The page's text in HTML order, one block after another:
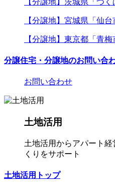
【分譲地】茨城県「つく
【分譲地】宮城県「仙台
【分譲地】東京都「青梅
分譲住宅・分譲地のお問い合
お問い合わせ
土地活用
土地活用からアパート
くりをサポート
土地活用トップ